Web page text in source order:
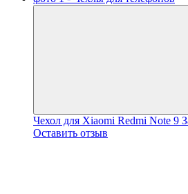
Чехол для Xiaomi Redmi Note 9
Оставить отзыв